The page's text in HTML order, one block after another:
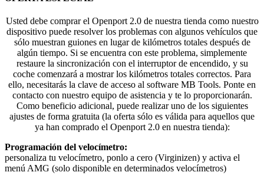
Usted debe comprar el Openport 2.0 de nuestra tienda como nuestro
dispositivo puede resolver los problemas con algunos vehículos que
sólo muestran guiones en lugar de kilómetros totales después de
algún tiempo. Si se encuentra con este problema, simplemente
restaure la sincronización con el interruptor de encendido, y su
coche comenzará a mostrar los kilómetros totales correctos. Para
ello, necesitarás la clave de acceso al software MB Tools. Ponte en
contacto con nuestro equipo de asistencia y te lo proporcionarán.
Como beneficio adicional, puede realizar uno de los siguientes
ajustes de forma gratuita (la oferta sólo es válida para aquellos que
ya han comprado el Openport 2.0 en nuestra tienda):
Programación del velocímetro:
personaliza tu velocímetro, ponlo a cero (Virginizen) y activa el
menú AMG (solo disponible en determinados velocímetros)